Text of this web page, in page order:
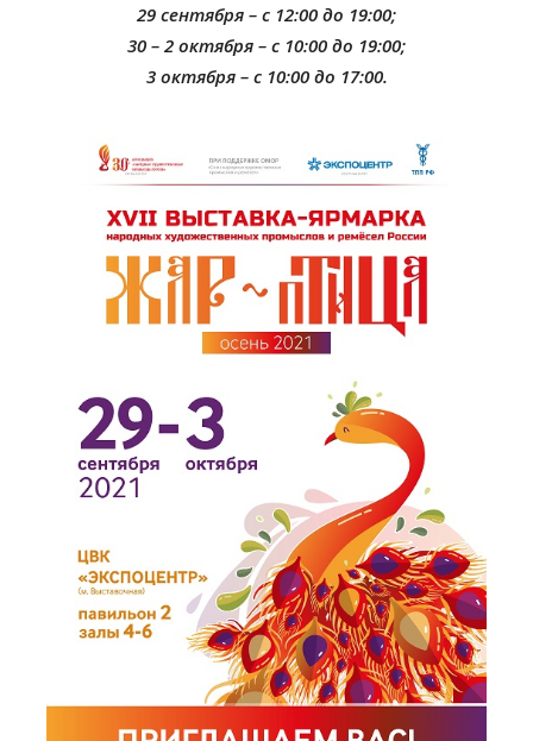
29 сентября – с 12:00 до 19:00;
30 – 2 октября – с 10:00 до 19:00;
3 октября – с 10:00 до 17:00.